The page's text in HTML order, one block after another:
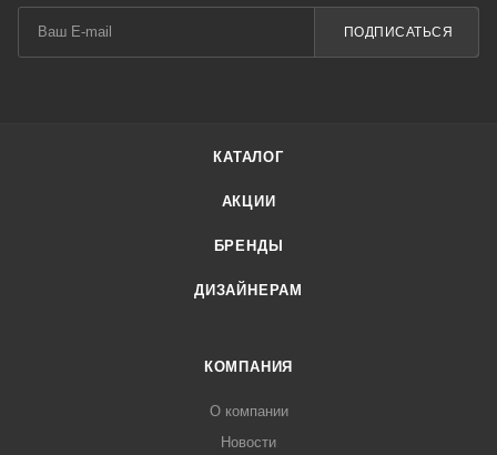
ПОДПИСАТЬСЯ
КАТАЛОГ
АКЦИИ
БРЕНДЫ
ДИЗАЙНЕРАМ
КОМПАНИЯ
О компании
Новости